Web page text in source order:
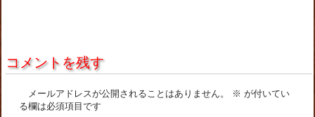
コメントを残す
メールアドレスが公開されることはありません。 ※ が付いてい
る欄は必須項目です